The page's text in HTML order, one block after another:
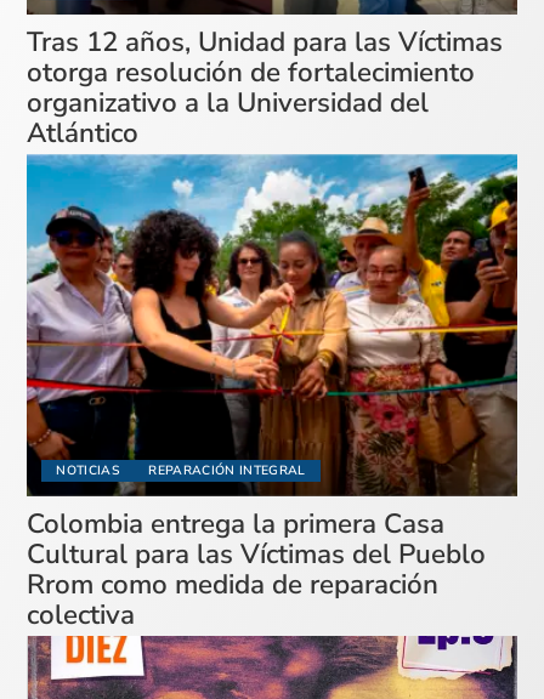
Tras 12 años, Unidad para las Víctimas
otorga resolución de fortalecimiento
organizativo a la Universidad del
Atlántico
NOTICIAS REPARACIÓN INTEGRAL
Colombia entrega la primera Casa
Cultural para las Víctimas del Pueblo
Rrom como medida de reparación
colectiva